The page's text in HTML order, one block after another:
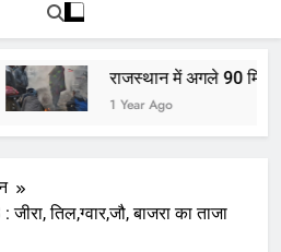
पोर्टल Mandinews.org पर प्रदर्शित
की जाती है.
राजस्थान में अगले 90 मिनट में
1 Year Ago
तिल,ग्वार,जौ, बाजरा का ताजा